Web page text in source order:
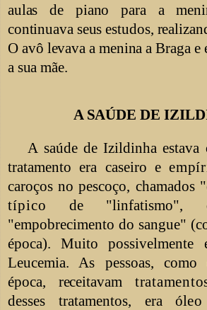
aulas de piano para a
continuava seus estudos,
O avô levava a menina a Braga e
a sua mãe.
A SAÚDE DE
A saúde de Izildinha estava
tratamento era caseiro e
caroços no pescoço, chamados
típico de "linfatismo",
"empobrecimento do sangue"
época). Muito
Leucemia. As pessoas,
época, receitavam
desses tratamentos, era